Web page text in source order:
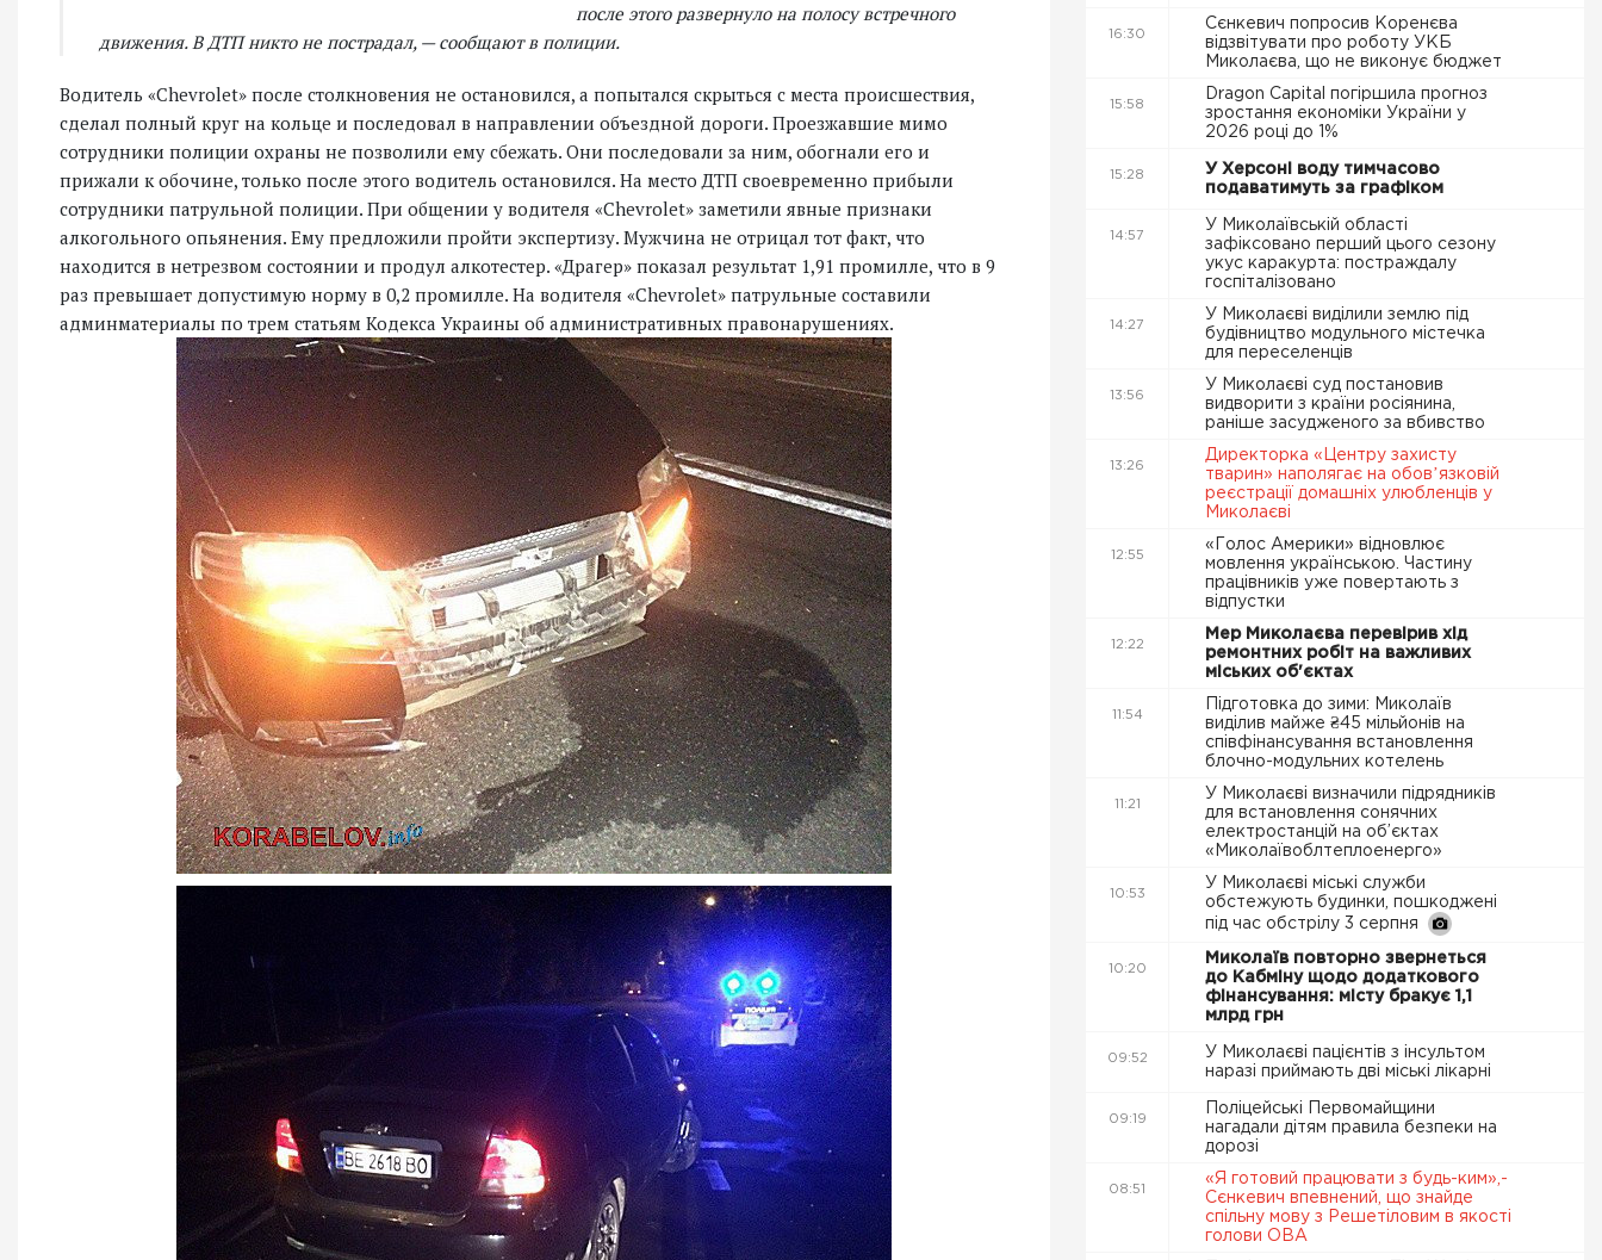
после этого развернуло на полосу встречного
движения. В ДТП никто не пострадал, — сообщают в полиции.
Водитель «Сhevrolet» после столкновения не остановился, а попытался скрыться с места происшествия,
сделал полный круг на кольце и последовал в направлении объездной дороги. Проезжавшие мимо
сотрудники полиции охраны не позволили ему сбежать. Они последовали за ним, обогнали его и
прижали к обочине, только после этого водитель остановился. На место ДТП своевременно прибыли
сотрудники патрульной полиции. При общении у водителя «Chevrolet» заметили явные признаки
алкогольного опьянения. Ему предложили пройти экспертизу. Мужчина не отрицал тот факт, что
находится в нетрезвом состоянии и продул алкотестер. «Драгер» показал результат 1,91 промилле, что в 9
раз превышает допустимую норму в 0,2 промилле. На водителя «Chevrolet» патрульные составили
админматериалы по трем статьям Кодекса Украины об административных правонарушениях.
16:30
Сєнкевич попросив Коренєва
відзвітувати про роботу УКБ
Миколаєва, що не виконує бюджет
15:58
Dragon Capital погіршила прогноз
зростання економіки України у
2026 році до 1%
15:28
У Херсоні воду тимчасово
подаватимуть за графіком
14:57
У Миколаївській області
зафіксовано перший цього сезону
укус каракурта: постраждалу
госпіталізовано
14:27
У Миколаєві виділили землю під
будівництво модульного містечка
для переселенців
13:56
У Миколаєві суд постановив
видворити з країни росіянина,
раніше засудженого за вбивство
13:26
Директорка «Центру захисту
тварин» наполягає на обовʼязковій
реєстрації домашніх улюбленців у
Миколаєві
12:55
«Голос Америки» відновлює
мовлення українською. Частину
працівників уже повертають з
відпустки
12:22
Мер Миколаєва перевірив хід
ремонтних робіт на важливих
міських об'єктах
11:54
Підготовка до зими: Миколаїв
виділив майже ₴45 мільйонів на
співфінансування встановлення
блочно-модульних котелень
11:21
У Миколаєві визначили підрядників
для встановлення сонячних
електростанцій на об’єктах
«Миколаївоблтеплоенерго»
10:53
У Миколаєві міські служби
обстежують будинки, пошкоджені
під час обстрілу 3 серпня
10:20
Миколаїв повторно звернеться
до Кабміну щодо додаткового
фінансування: місту бракує 1,1
млрд грн
09:52
У Миколаєві пацієнтів з інсультом
наразі приймають дві міські лікарні
09:19
Поліцейські Первомайщини
нагадали дітям правила безпеки на
дорозі
08:51
«Я готовий працювати з будь-ким»,-
Сєнкевич впевнений, що знайде
спільну мову з Решетіловим в якості
голови ОВА